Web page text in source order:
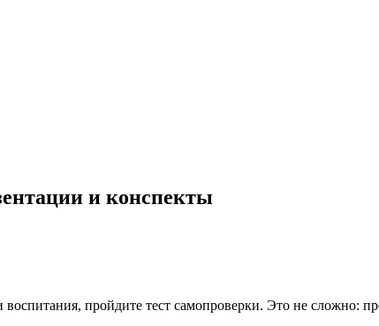
и конспекты
пройдите тест самопроверки. Это не сложно: